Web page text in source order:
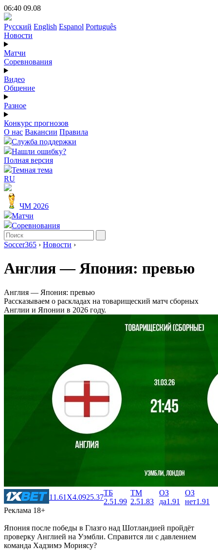
06:40 09.08
Русский English Espanol Português
Новости
Матчи
Соревнования
Видео
Общение
Разное
Конкурс прогнозов
О нас Вакансии Правила
Служба поддержки
Нашли ошибку?
Полная версия
Темная тема
RU
ЧМ 2026
Матчи
Соревнования
Soccer365 › Новости ›
Англия ― Япония: превью
Англия ― Япония: превью
Рассказываем о раскладах на товарищеский матч сборных
Англии и Японии в 2026 году.
1 1.61 X4.0925.37
ТБ
2.51.99
ТМ
2.51.83
ОЗ
да1.91
ОЗ
нет1.91
Реклама 18+
Япония после победы в Глазго над Шотландией пройдёт
проверку Англией на Уэмбли. Справится ли с давлением
команда Хадзимэ Мориясу?